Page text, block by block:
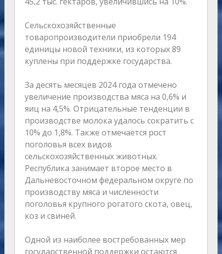
Сельскохозяйственные
товаропроизводители приобрели 194
единицы новой техники, из которых 89
куплены при поддержке государства.
За десять месяцев 2024 года отмечено
увеличение производства мяса на 0,6% и
яиц на 4,5%. Отрицательные тенденции в
производстве молока удалось сократить с
10% до 1,8%. Также отмечается рост
поголовья всех видов
сельскохозяйственных животных.
Республика занимает второе место в
Дальневосточном федеральном округе по
производству мяса и численности
поголовья крупного рогатого скота, овец,
коз и свиней.
Одной из наиболее востребованных мер
государственной поддержки остаются